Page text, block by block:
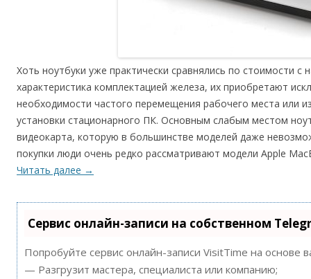
Хоть ноутбуки уже практически сравнялись по стоимости
характеристика комплектацией железа, их приобретают
необходимости частого перемещения рабочего места или
установки стационарного ПК. Основным слабым местом
видеокарта, которую в большинстве моделей даже
покупки люди очень редко рассматривают модели Apple
Читать далее →
Сервис онлайн-записи на собственном
Попробуйте сервис онлайн-записи VisitTime на основе
— Разгрузит мастера, специалиста или компанию;